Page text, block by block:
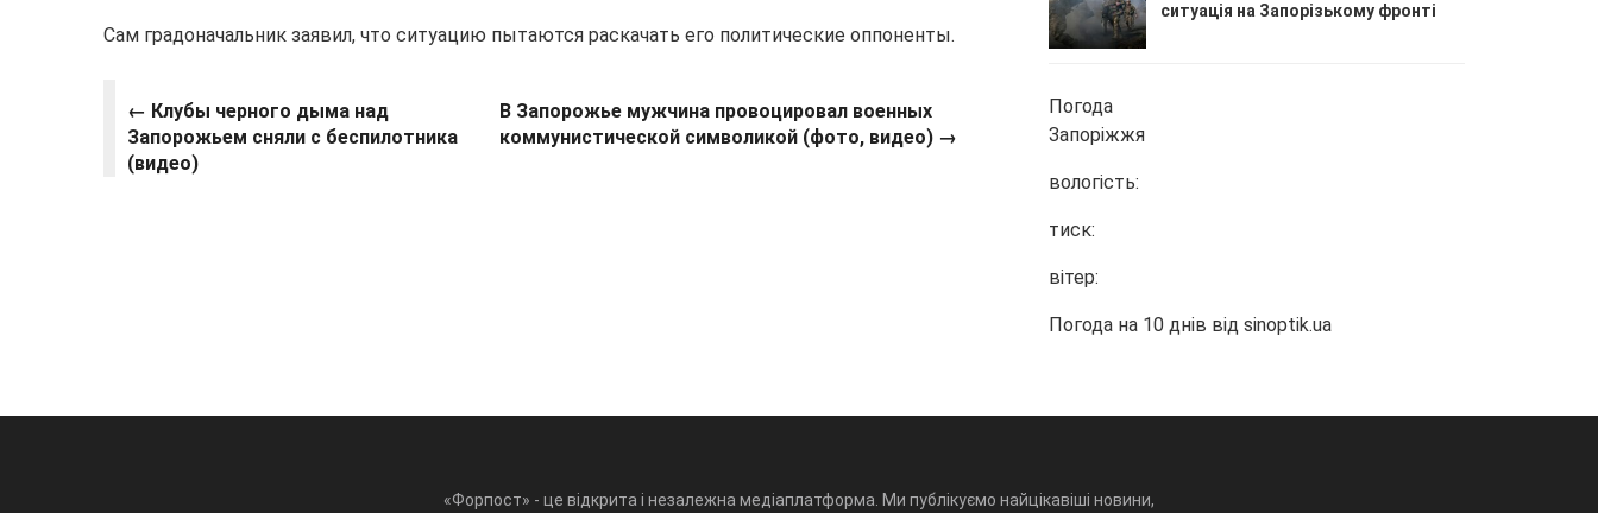
Сам градоначальник заявил, что ситуацию пытаются раскачать его политические оппоненты.
← Клубы черного дыма над
Запорожьем сняли с беспилотника
(видео)
В Запорожье мужчина провоцировал военных
коммунистической символикой (фото, видео) →
ситуація на Запорізькому фронті
Погода
Запоріжжя
вологість:
тиск:
вітер:
Погода на 10 днів від sinoptik.ua
«Форпост» - це відкрита і незалежна медіаплатформа. Ми публікуємо найцікавіші новини,